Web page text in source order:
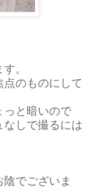
。
点のものにして
っと暗いので
しで撮るには
でございま